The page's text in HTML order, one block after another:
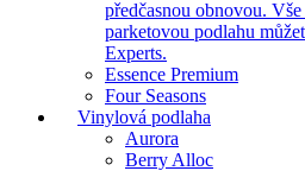
předčasnou obnovou.
parketovou podlahu
Experts.
Essence Premium
Four Seasons
Vinylová podlaha
Aurora
Berry Alloc